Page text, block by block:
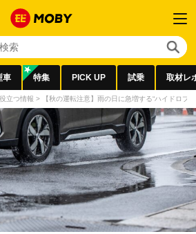
車 特集 PICK UP 試乗 取材レ
役立つ情報 > 【秋の運転注意】雨の日に急増する“ハイドロプ